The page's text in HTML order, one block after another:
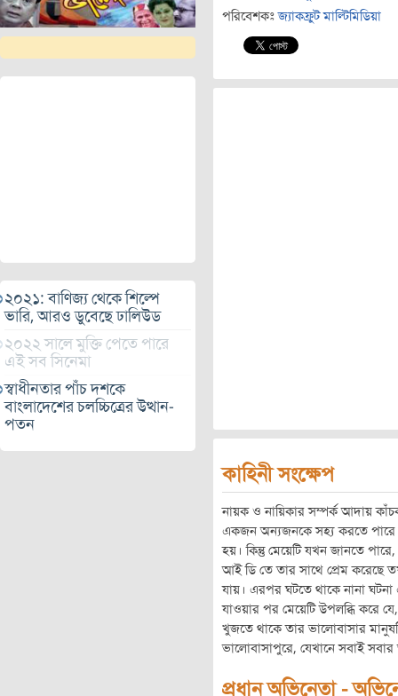
২০২১: বাণিজ্য থেকে শিল্পে
ভারি, আরও ডুবেছে ঢালিউড
২০২২ সালে মুক্তি পেতে পারে
এই সব সিনেমা
স্বাধীনতার পাঁচ দশকে
বাংলাদেশের চলচ্চিত্রের উত্থান-
পতন
পরিবেশকঃ জ্যাকফ্রুট মাল্টিমিডিয়া
কাহিনী সংক্ষেপ
নায়ক ও নায়িকার সম্পর্ক আদায়
একজন অন্যজনকে সহ্য করতে পারে
হয়। কিন্তু মেয়েটি যখন জানতে
আই ডি তে তার সাথে প্রেম করেছে
যায়। এরপর ঘটতে থাকে নানা ঘটনা
যাওয়ার পর মেয়েটি উপলব্ধি করে
খুজতে থাকে তার ভালোবাসার
ভালোবাসাপুরে, যেখানে সবাই
প্রধান অভিনেতা -